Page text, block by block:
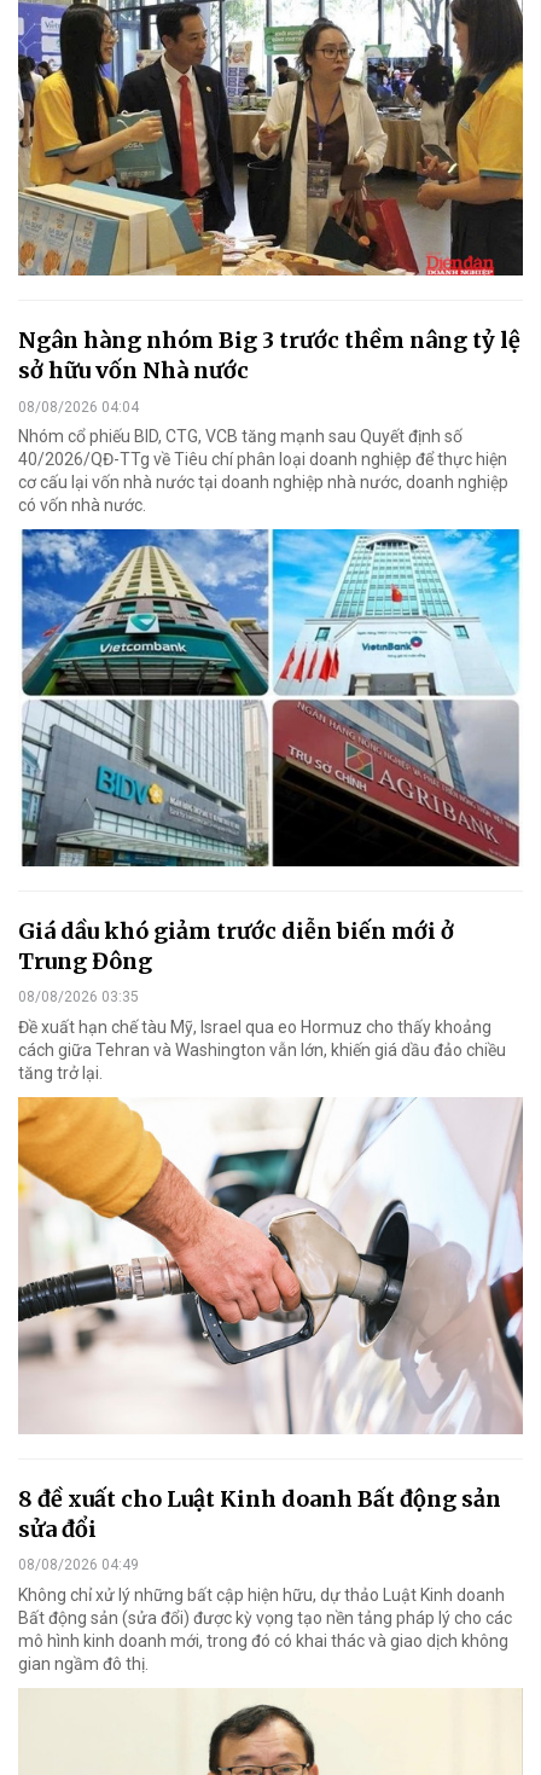
Ngân hàng nhóm Big 3 trước thềm nâng tỷ lệ
sở hữu vốn Nhà nước
08/08/2026 04:04
Nhóm cổ phiếu BID, CTG, VCB tăng mạnh sau Quyết định số
40/2026/QĐ-TTg về Tiêu chí phân loại doanh nghiệp để thực hiện
cơ cấu lại vốn nhà nước tại doanh nghiệp nhà nước, doanh nghiệp
có vốn nhà nước.
Giá dầu khó giảm trước diễn biến mới ở
Trung Đông
08/08/2026 03:35
Đề xuất hạn chế tàu Mỹ, Israel qua eo Hormuz cho thấy khoảng
cách giữa Tehran và Washington vẫn lớn, khiến giá dầu đảo chiều
tăng trở lại.
8 đề xuất cho Luật Kinh doanh Bất động sản
sửa đổi
08/08/2026 04:49
Không chỉ xử lý những bất cập hiện hữu, dự thảo Luật Kinh doanh
Bất động sản (sửa đổi) được kỳ vọng tạo nền tảng pháp lý cho các
mô hình kinh doanh mới, trong đó có khai thác và giao dịch không
gian ngầm đô thị.